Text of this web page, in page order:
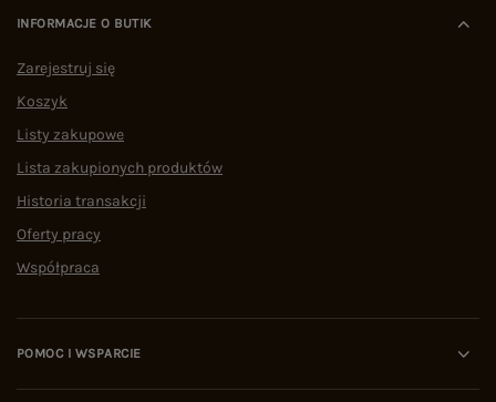
INFORMACJE O BUTIK
Zarejestruj się
Koszyk
Listy zakupowe
Lista zakupionych produktów
Historia transakcji
Oferty pracy
Współpraca
POMOC I WSPARCIE